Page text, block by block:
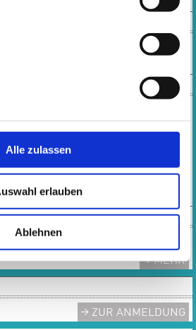
Alle zulassen
erlauben
Ablehnen
Musikschule
MEHR
ZUR ANMELDUNG